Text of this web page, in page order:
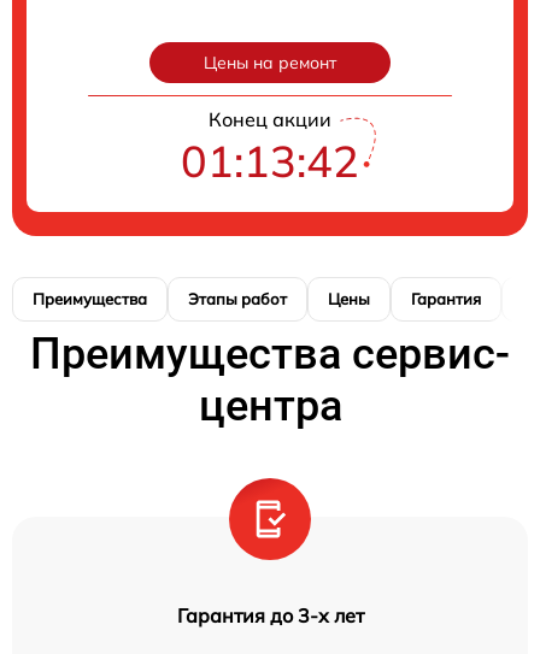
Цены на ремонт
Конец акции
01:13:40
Преимущества Этапы работ Цены Гарантия
Преимущества сервис-
центра
Гарантия до 3-х лет